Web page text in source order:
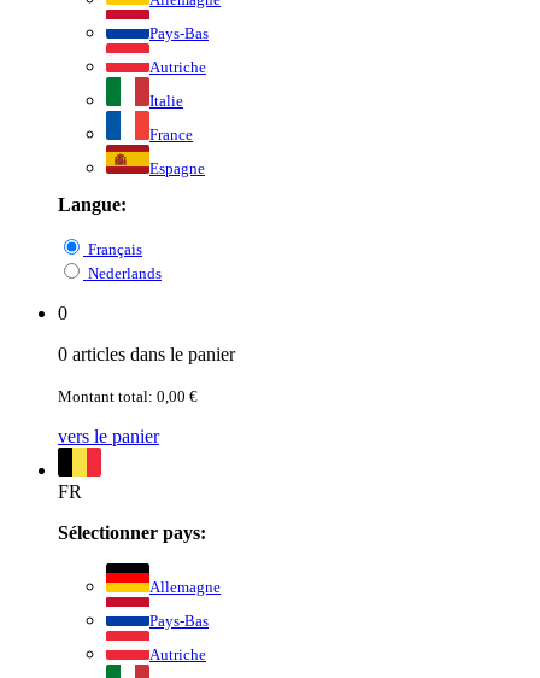
Pays-Bas
Autriche
Italie
France
Espagne
Langue:
Français
Nederlands
0
0 articles dans le panier
Montant total: 0,00 €
vers le panier
FR
Sélectionner pays:
Allemagne
Pays-Bas
Autriche